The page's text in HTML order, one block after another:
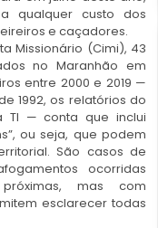
qualquer custo dos
e caçadores.
Missionário (Cimi), 43
no Maranhão em
entre 2000 e 2019 —
1992, os relatórios do
TI — conta que inclui
ou seja, que podem
São casos de
ocorridas
mas com
esclarecer todas